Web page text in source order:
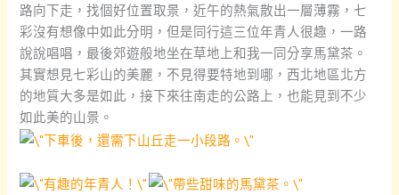
路向下走，找個好位置取景，近午的熱氣散出一層薄霧，七
彩沒有想像中如此分明，但是同行這三位年青人很趣，一路
說說唱唱，最後郊遊般地坐在草地上和我一同分享馬黛茶。
其實想見七彩山的美麗，不見得要特地到哪，西北地區北方
的地質大多是如此，接下來往南走的公路上，也能見到不少
如此美的山景。